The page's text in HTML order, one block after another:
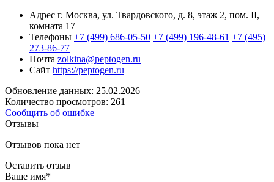
Адрес г. Москва, ул. Твардовского, д. 8, этаж 2, пом. II,
комната 17
Телефоны +7 (499) 686-05-50 +7 (499) 196-48-61 +7 (495)
273-86-77
Почта zolkina@peptogen.ru
Сайт https://peptogen.ru
Обновление данных: 25.02.2026
Количество просмотров: 261
Сообщить об ошибке
Отзывы
Отзывов пока нет
Оставить отзыв
Ваше имя*